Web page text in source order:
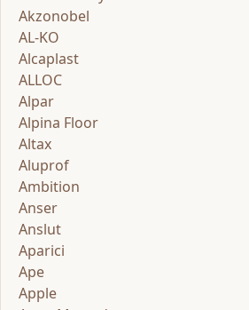
Akzonobel
AL-KO
Alcaplast
ALLOC
Alpar
Alpina Floor
Altax
Aluprof
Ambition
Anser
Anslut
Aparici
Ape
Apple